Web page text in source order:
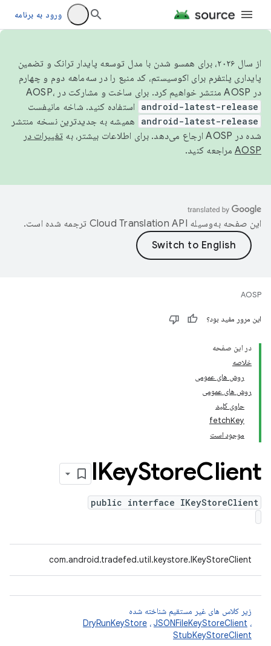
ورود به برنامه
از سال ۲۰۲۶، برای همسو شدن با مدل توسعه پایدار ترانک و تضمین
پایداری پلتفرم برای اکوسیستم، کد منبع را در سه‌ماهه دوم و چهارم
در AOSP منتشر خواهیم کرد. برای ساخت و مشارکت در AOSP،
android-latest-release استفاده کنید. شاخه مانیفست
android-latest-release
همیشه به جدیدترین نسخه منتشر
شده در AOSP ارجاع می‌دهد. برای اطلاعات بیشتر، به
تغییرات در
AOSP مراجعه کنید.
این صفحه به‌وسیله ترجمه شده است.
AOSP
این مرور مفید بود؟
در این صفحه
خلاصه
روش های عمومی
روش های عمومی
حاوی کلید
fetchKey
موجود است
IKeyStoreClient
public interface IKeyStoreClient
com.android.tradefed.util.keystore.IKeyStoreClient
زیر کلاس های غیر مستقیم شناخته شده
DryRunKeyStore ، JSONFileKeyStoreClient ،
StubKeyStoreClient